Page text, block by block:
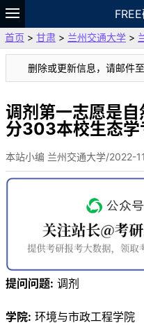
题库
故事 专题
VIP
资料
首页 > 甘肃 > 兰州交通大学 >
删除或更新信息，请邮件
调剂第一志愿是
分303本校生态学
本站小编 兰州交通大学/2022-
提问问题: 调剂
学院: 环境与市政工程学院